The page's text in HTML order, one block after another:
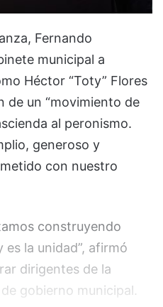
Fernando
municipal a
Héctor “Toty” Flores
de un “movimiento de
al peronismo.
generoso y
con nuestro
construyendo
la unidad”, afirmó
dirigentes de la
gobierno municipal.